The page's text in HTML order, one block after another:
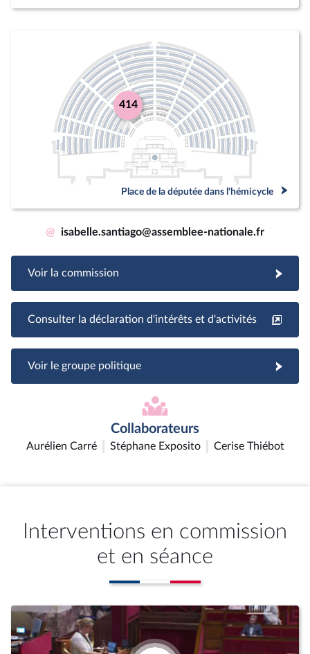
414
Place de la députée dans l'hémicycle
@ isabelle.santiago@assemblee-nationale.fr
Voir la commission
Consulter la déclaration d'intérêts et d'activités
Voir le groupe politique
Collaborateurs
Aurélien Carré Stéphane Exposito Cerise Thiébot
Interventions en commission
et en séance